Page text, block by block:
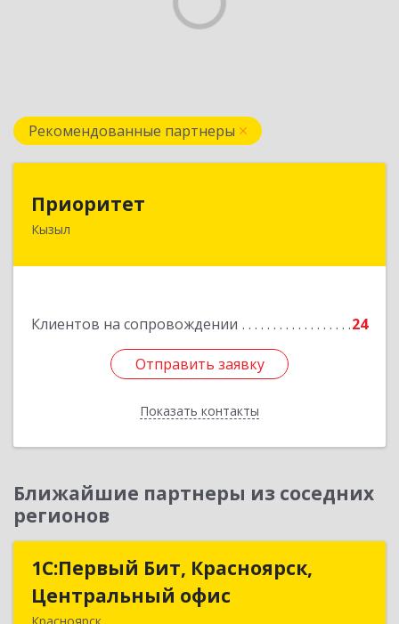
Рекомендованные партнеры
Приоритет
Кызыл
Клиентов на сопровождении 24
Отправить заявку
Показать контакты
667000, Тыва Респ, Кызыл г, Комсомольская ул,
Отправить заявку
Назад
Ближайшие партнеры из соседних
регионов
1С:Первый Бит, Красноярск,
Центральный офис
1С:Первый Бит, Красноярск,
Центральный офис